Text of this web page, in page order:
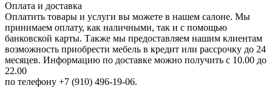
Оплата и доставка
Оплатить товары и услуги вы можете в нашем салоне. Мы
принимаем оплату, как наличными, так и с помощью
банковской карты. Также мы предоставляем нашим клиентам
возможность приобрести мебель в кредит или рассрочку до 24
месяцев. Информацию по доставке можно получить с 10.00 до
22.00
по телефону +7 (910) 496-19-06.